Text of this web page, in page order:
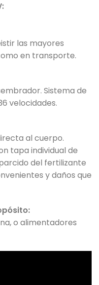
las mayores
en transporte.
Sistema de
velocidades.
al cuerpo.
tapa individual de
del fertilizante
y daños que
o alimentadores